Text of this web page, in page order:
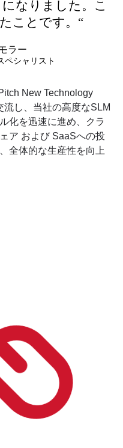
なりました。こ
ことです。“
ラー
ペシャリスト
New Technology
し、当社の高度なSLM
化を迅速に進め、クラ
ア および SaaSへの投
全体的な生産性を向上